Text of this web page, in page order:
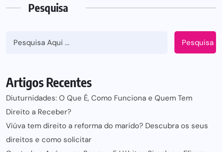
Pesquisa
Pesquisa
Artigos Recentes
Diuturnidades: O Que É, Como Funciona e Quem Tem
Direito a Receber?
Viúva tem direito a reforma do marido? Descubra os seus
direitos e como solicitar